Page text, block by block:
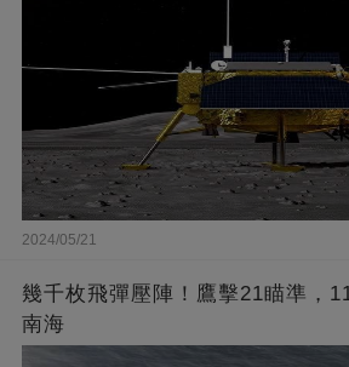
2024/05/21
幾千枚飛彈壓陣！鷹擊21瞄準，
南海